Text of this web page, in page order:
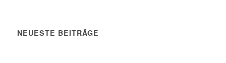
NEUESTE BEITRÄGE